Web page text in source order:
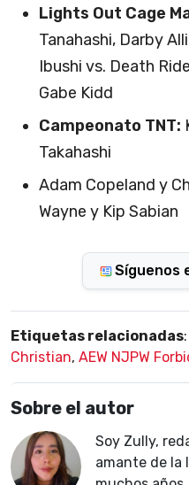
Lights Out Cage
Tanahashi, Darby
Ibushi vs. Death
Gabe Kidd
Campeonato TNT:
Takahashi
Adam Copeland y
Wayne y Kip Sabian
Síguenos
Etiquetas relacionadas:
Christian, AEW NJPW
Sobre el autor
Soy Zully,
amante de la